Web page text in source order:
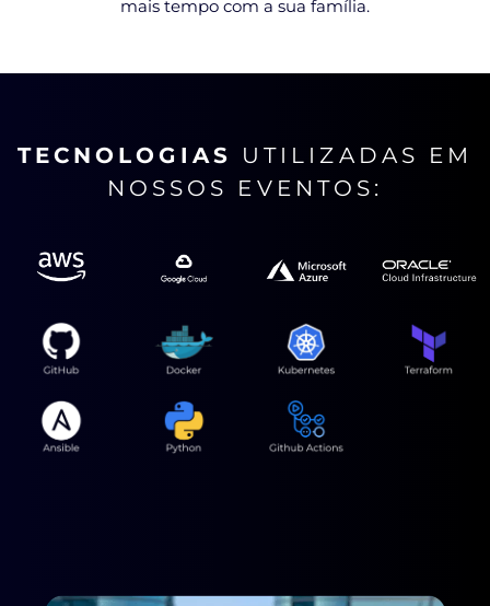
mais tempo com a sua família.
TECNOLOGIAS
UTILIZADAS EM
NOSSOS EVENTOS: